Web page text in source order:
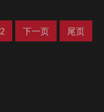
2 下一页 尾页